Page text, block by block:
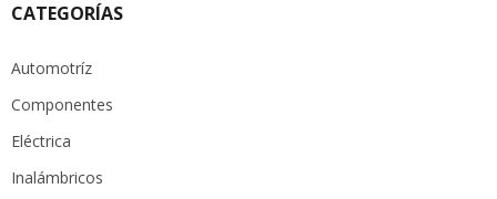
CATEGORÍAS
Automotríz
Componentes
Eléctrica
Inalámbricos